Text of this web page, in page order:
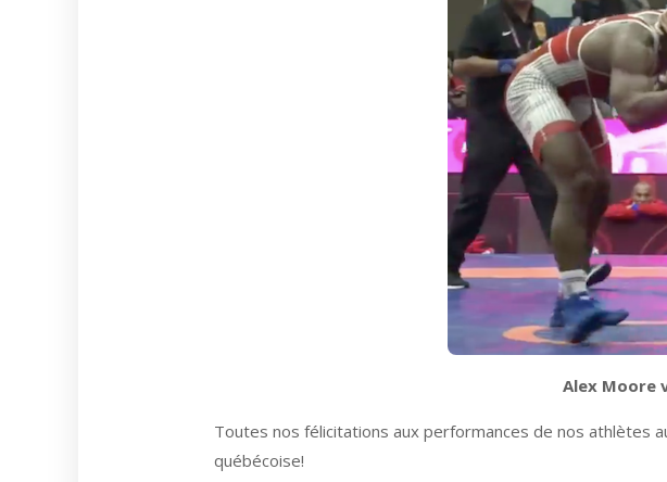
Alex Moore
Toutes nos félicitations aux performances de nos athlètes
québécoise!